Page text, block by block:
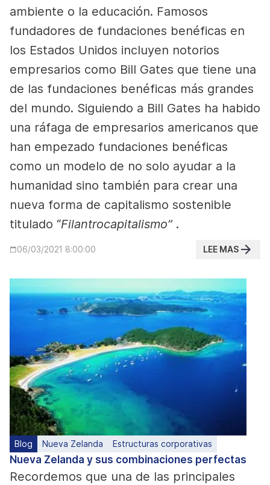
ambiente o la educación. Famosos
fundadores de fundaciones benéficas en
los Estados Unidos incluyen notorios
empresarios como Bill Gates que tiene una
de las fundaciones benéficas más grandes
del mundo. Siguiendo a Bill Gates ha habido
una ráfaga de empresarios americanos que
han empezado fundaciones benéficas
como un modelo de no solo ayudar a la
humanidad sino también para crear una
nueva forma de capitalismo sostenible
titulado “Filantrocapitalismo” .
06/03/2021 8:00:00 LEE MAS
Blog Nueva Zelanda Estructuras corporativas
Nueva Zelanda y sus combinaciones perfectas
Recordemos que una de las principales